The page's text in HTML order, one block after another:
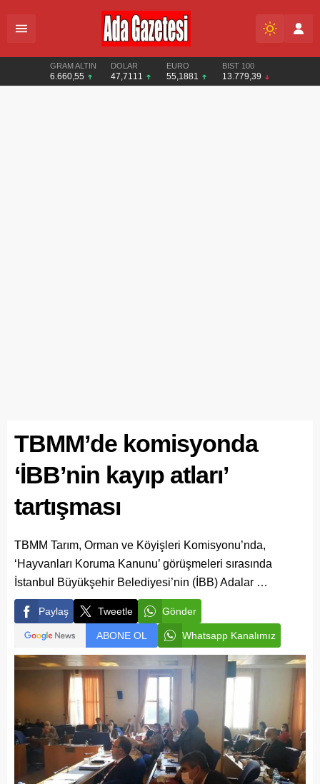
GRAM ALTIN
6.660,55
DOLAR
47,7111
EURO
55,1881
BIST 100
13.779,39
TBMM’de komisyonda
‘İBB’nin kayıp atları’
tartışması
TBMM Tarım, Orman ve Köyişleri Komisyonu’nda,
‘Hayvanları Koruma Kanunu’ görüşmeleri sırasında
İstanbul Büyükşehir Belediyesi’nin (İBB) Adalar …
Paylaş Tweetle Gönder
ABONE OL Whatsapp Kanalımız